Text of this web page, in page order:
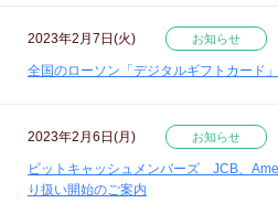
2023年2月7日(火) お知らせ
全国のローソン「デジタルギフトカード
2023年2月6日(月) お知らせ
ビットキャッシュメンバーズ JCB、
り扱い開始のご案内